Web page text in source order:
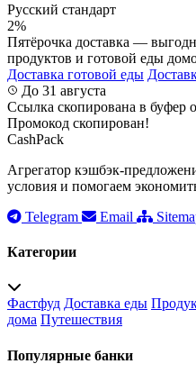
Русский стандарт
2%
Пятёрочка доставка —
продуктов и готовой еды
Доставка готовой еды
До 31 августа
Ссылка скопирована в буфер
Промокод скопирован!
CashPack
Агрегатор кэшбэк-
условия и помогаем
Telegram
Email
Категории
Фастфуд Доставка еды
дома Путешествия
Популярные банки